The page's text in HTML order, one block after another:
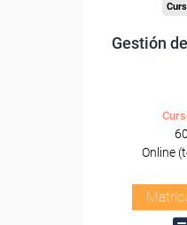
Gestión
Online